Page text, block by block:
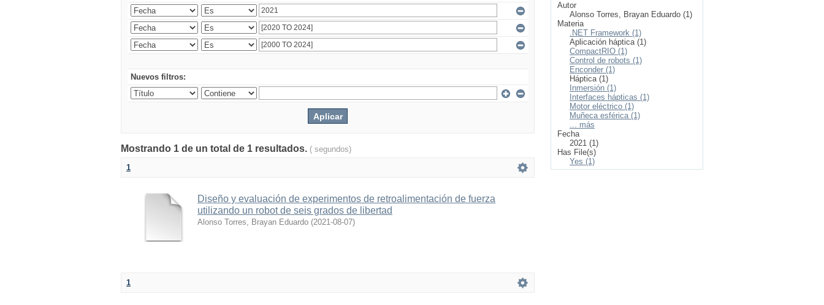
Nuevos filtros:
Mostrando 1 de un total de 1 resultados. ( segundos)
1
Diseño y evaluación de experimentos de retroalimentación de fuerza
utilizando un robot de seis grados de libertad
Alonso Torres, Brayan Eduardo (2021-08-07)
1
Autor
Alonso Torres, Brayan Eduardo (1)
Materia
.NET Framework (1)
Aplicación háptica (1)
CompactRIO (1)
Control de robots (1)
Enconder (1)
Háptica (1)
Inmersión (1)
Interfaces hápticas (1)
Motor eléctrico (1)
Muñeca esférica (1)
... más
Fecha
2021 (1)
Has File(s)
Yes (1)